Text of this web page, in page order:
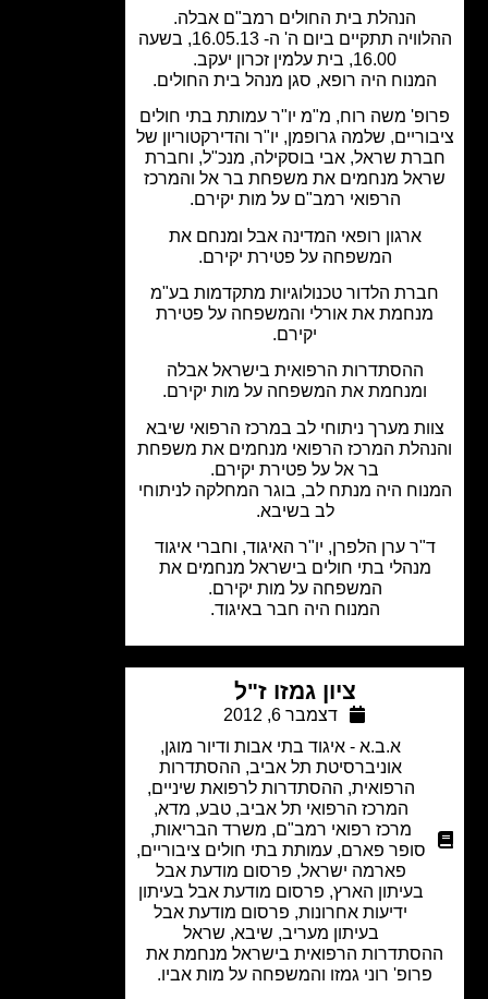
הנהלת בית החולים רמב"ם אבלה.
ההלוויה תתקיים ביום ה' ה- 16.05.13, בשעה
היה רופא, סגן מנהל בית החולים.
משה רוח, מ"מ יו"ר עמותת בתי חולים
שלמה גרופמן, יו"ר והדירקטוריון של
שראל, אבי בוסקילה, מנכ"ל, וחברת
מנחמים את משפחת בר אל והמרכז
הרפואי רמב"ם על מות יקירם.
ארגון רופאי המדינה אבל ומנחם את
המשפחה על פטירת יקירם.
הלדור טכנולוגיות מתקדמות בע"מ
את אורלי והמשפחה על פטירת
ההסתדרות הרפואית בישראל אבלה
ומנחמת את המשפחה על מות יקירם.
מערך ניתוחי לב במרכז הרפואי שיבא
המרכז הרפואי מנחמים את משפחת
בר אל על פטירת יקירם.
היה מנתח לב, בוגר המחלקה לניתוחי
לב בשיבא.
ערן הלפרן, יו"ר האיגוד, וחברי איגוד
מנהלי בתי חולים בישראל מנחמים את
המשפחה על מות יקירם.
המנוח היה חבר באיגוד.
ציון גמזו ז"ל
דצמבר 6, 2012
א.ב.א - איגוד בתי אבות ודיור מוגן,
אוניברסיטת תל אביב,ההסתדרות
הרפואית,ההסתדרות לרפואת שיניים,
המרכז הרפואי תל אביב,טבע,מדא,
מרכז רפואי רמב"ם ,משרד הבריאות,
סופר פארם, עמותת בתי חולים ציבוריים,
פארמה ישראל, פרסום מודעת אבל
בעיתון הארץ,פרסום מודעת אבל בעיתון
ידיעות אחרונות,פרסום מודעת אבל
בעיתון מעריב, שיבא,שראל
הרפואית בישראל מנחמת את
רוני גמזו והמשפחה על מות אביו.